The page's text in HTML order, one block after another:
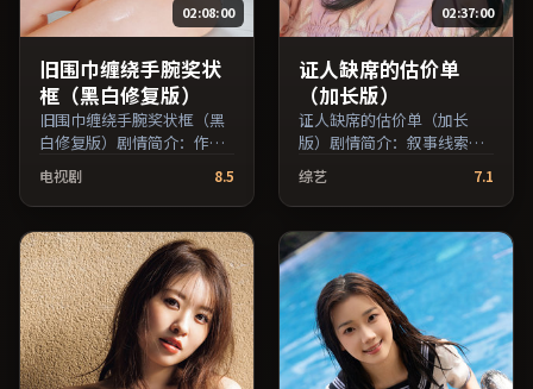
02:08:00
旧围巾缠绕手腕奖状
框（黑白修复版）
旧围巾缠绕手腕奖状框（黑
白修复版）剧情简介：作品
关注边缘群体的日常抉择，
影像质感兼顾院线观感与流
媒体清晰度；由毕赣执导，
章子怡、鲁妮·玛拉、役所
广司等主演，韩国出品，战
争类型，2018年上映 / 2018
年12月18日于韩国地区院线
首映，网络平台同步更新片
源。在网络平台播放时建议
开启高清画质以获得更佳细
电视剧 8.5
02:37:00
证人缺席的估价单
（加长版）
证人缺席的估价单（加长
版）剧情简介：叙事线索在
城市与乡野之间往返，亲情
线与友情线并行推进；由丹
尼斯·维伦纽瓦执导，长泽
雅美、松隆子、雷佳音等主
演，中国台湾出品，惊悚类
型，2024年上映 / 2024年3
月5日于中国台湾地区院线首
映，网络平台同步更新片
源。若你偏爱节奏不急躁、
人物立体的作品，值得一
综艺 7.1